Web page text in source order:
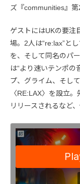
ズ『communities』第
ゲストにはUKの要注
場。2人は“re:lax”と
を、そして同名のパ
は“より速いテンポの
プ、グライム、そし
〈RE:LAX〉を設立
リリースされるなど